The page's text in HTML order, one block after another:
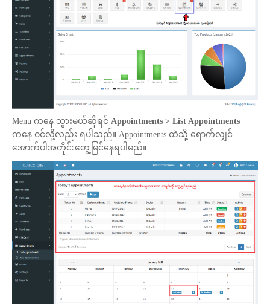
Menu ကနေ သွားမယ်ဆိုရင် Appointments > List Appointments
ကနေ ဝင်လို့လည်း ရပါသည်။ Appointments ထဲသို့ ရောက်လျှင်
အောက်ပါအတိုင်းတွေ့မြင်နေရပါမည်။